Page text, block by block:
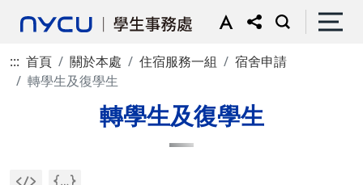
::: 首頁 關於本處 住宿服務一組
宿舍申請
轉學生及復學生
轉學生及復學生